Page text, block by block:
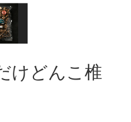
けどんこ椎